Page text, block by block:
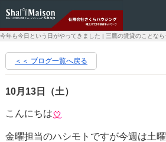
今年も今日という日がやってきました | 三鷹の賃貸のことな
＜＜ ブログ一覧へ戻る
10月13日（土）
こんにちは
金曜担当のハシモトですが今週は土